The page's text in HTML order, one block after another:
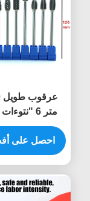
متر 6
كربيد
مزدوجة لقمة
لمعالجة
احصل على